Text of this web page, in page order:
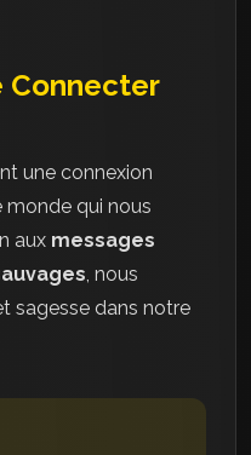
Connecter
une connexion
qui nous
aux messages
, nous
sagesse dans notre